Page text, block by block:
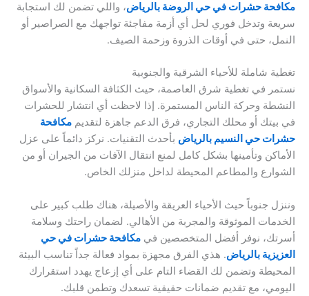
مكافحة حشرات في حي الروضة بالرياض، واللي تضمن لك استجابة
سريعة وتدخل فوري لحل أي أزمة مفاجئة تواجهك مع الصراصير أو
النمل، حتى في أوقات الذروة وزحمة الصيف.
تغطية شاملة للأحياء الشرقية والجنوبية
نستمر في تغطية شرق العاصمة، حيث الكثافة السكانية والأسواق
النشطة وحركة الناس المستمرة. إذا لاحظت أي انتشار للحشرات
في بيتك أو محلك التجاري، فرق الدعم جاهزة لتقديم مكافحة
حشرات حي النسيم بالرياض بأحدث التقنيات. نركز دائماً على عزل
الأماكن وتأمينها بشكل كامل لمنع انتقال الآفات من الجيران أو من
الشوارع والمطاعم المحيطة لداخل منزلك الخاص.
وننزل جنوباً حيث الأحياء العريقة والأصيلة، هناك طلب كبير على
الخدمات الموثوقة والمجربة من الأهالي. لضمان راحتك وسلامة
أسرتك، نوفر أفضل المتخصصين في مكافحة حشرات في حي
العزيزية بالرياض. هذي الفرق مجهزة بمواد فعالة جداً تناسب البيئة
المحيطة وتضمن لك القضاء التام على أي إزعاج يهدد استقرارك
اليومي، مع تقديم ضمانات حقيقية تسعدك وتطمن قلبك.